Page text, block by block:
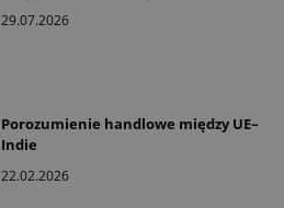
29.07.2026
Porozumienie handlowe między UE–
Indie
22.02.2026